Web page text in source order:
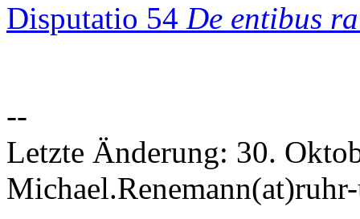
Disputatio 54 De entibus
--
Letzte Änderung: 30.